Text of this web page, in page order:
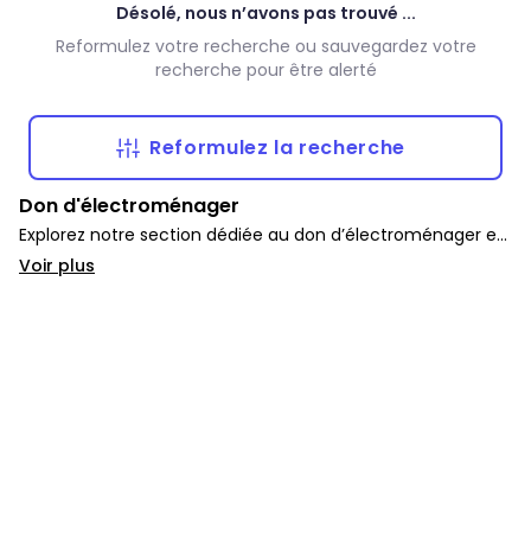
Désolé, nous n’avons pas trouvé ...
Reformulez votre recherche ou sauvegardez votre
recherche pour être alerté
Reformulez la recherche
Don d'électroménager
Explorez notre section dédiée au don d’électroménager et
d’appareils gratuits. Vous y trouverez une large sélection
de fours, lave-vaisselles, micro-ondes, frigos et autres pour
Voir plus